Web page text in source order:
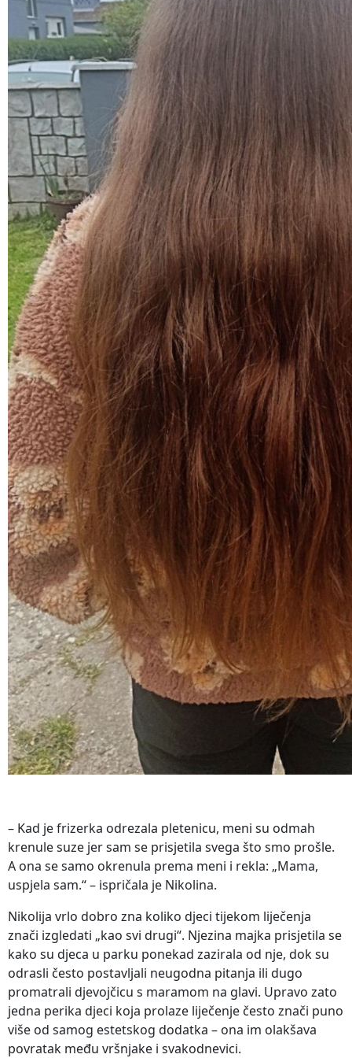
– Kad je frizerka odrezala pletenicu, meni su odmah
krenule suze jer sam se prisjetila svega što smo prošle.
A ona se samo okrenula prema meni i rekla: „Mama,
uspjela sam.“ – ispričala je Nikolina.
Nikolija vrlo dobro zna koliko djeci tijekom liječenja
znači izgledati „kao svi drugi“. Njezina majka prisjetila se
kako su djeca u parku ponekad zazirala od nje, dok su
odrasli često postavljali neugodna pitanja ili dugo
promatrali djevojčicu s maramom na glavi. Upravo zato
jedna perika djeci koja prolaze liječenje često znači puno
više od samog estetskog dodatka – ona im olakšava
povratak među vršnjake i svakodnevici.